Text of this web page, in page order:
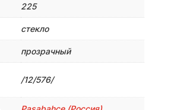
225
стекло
прозрачный
/12/576/